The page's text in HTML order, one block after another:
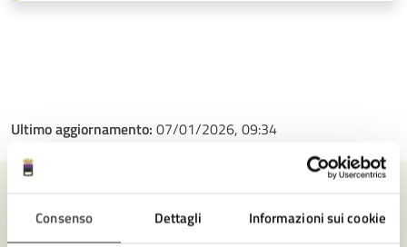
Consenso Dettagli Informazioni sui cookie
Ultimo aggiornamento: 07/01/2026, 09:34
Contenuti correlati